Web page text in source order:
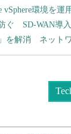
環境を運
ぐ SD-WAN導入
を解消 ネット